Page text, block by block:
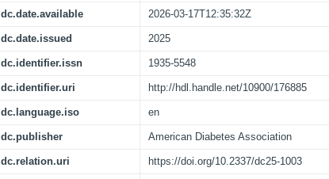
dc.date.available 2026-03-17T12:35:32Z
dc.date.issued 2025
dc.identifier.issn 1935-5548
dc.identifier.uri http://hdl.handle.net/10900/176885
dc.language.iso en
dc.publisher American Diabetes Association
dc.relation.uri https://doi.org/10.2337/dc25-1003